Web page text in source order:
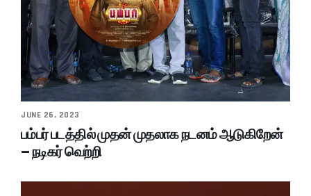
JUNE 26, 2023
பம்பர் படத்தில் முதன் முதலாக நடனம் ஆடுகிறேன்
– நடிகர் வெற்றி